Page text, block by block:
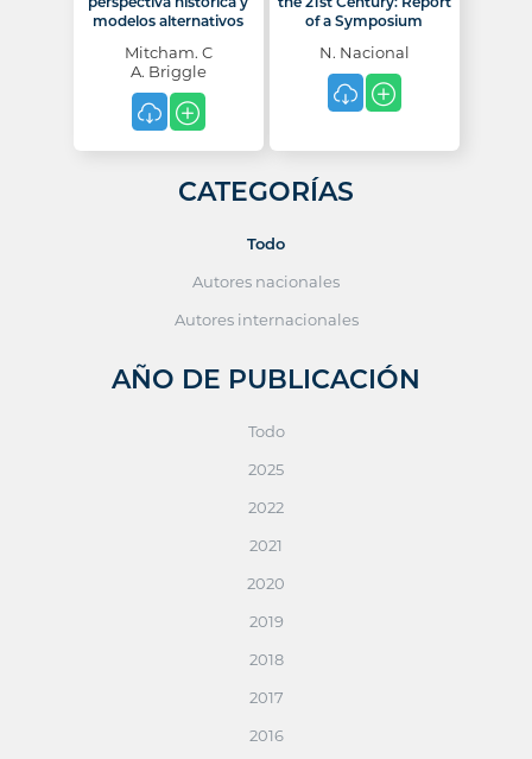
modelos alternativos
Mitcham. C
A. Briggle
of a Symposium
N. Nacional
CATEGORÍAS
Todo
Autores nacionales
Autores internacionales
AÑO DE PUBLICACIÓN
Todo
2025
2022
2021
2020
2019
2018
2017
2016